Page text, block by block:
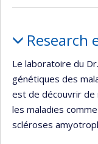
Research
Le laboratoire du
génétiques des
est de découvrir de
les maladies
scléroses